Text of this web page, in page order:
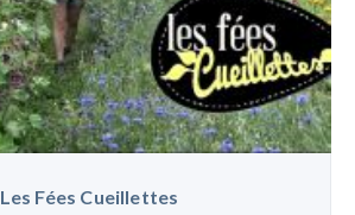
Les Fées Cueillettes